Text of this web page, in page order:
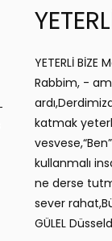
YETERLİ
Rabbim, -
katmak
kullanmalı
ne derse
sever
GÜLEL